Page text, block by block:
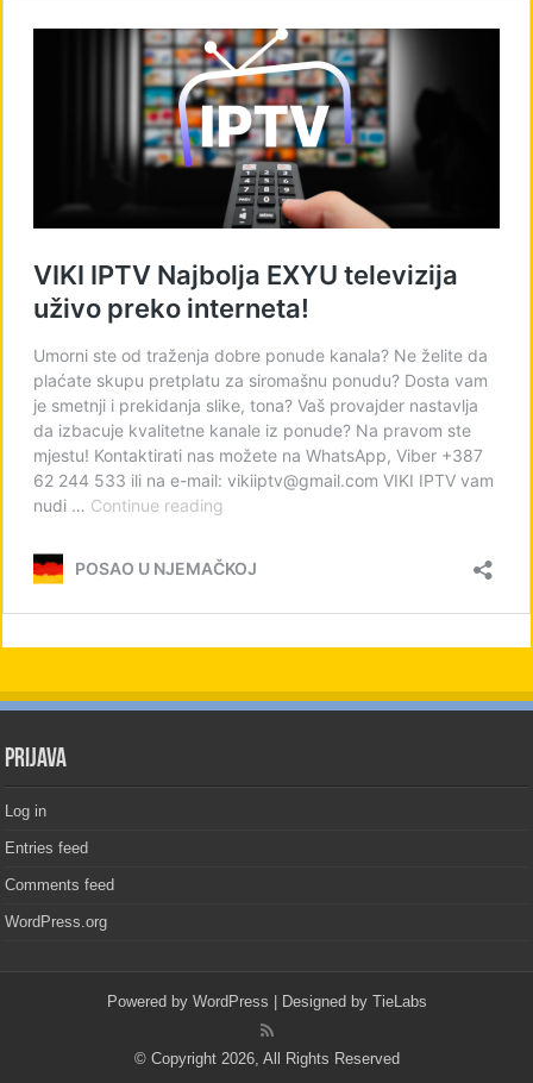
PRIJAVA
Log in
Entries feed
Comments feed
WordPress.org
Powered by WordPress | Designed by TieLabs
© Copyright 2026, All Rights Reserved